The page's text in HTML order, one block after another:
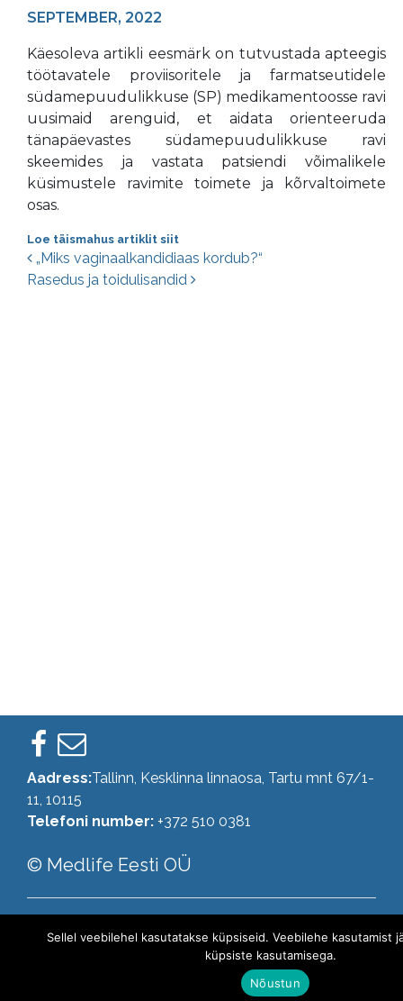
SEPTEMBER, 2022
Käesoleva artikli eesmärk on tutvustada apteegis
töötavatele proviisoritele ja farmatseutidele
südamepuudulikkuse (SP) medikamentoosse ravi
uusimaid arenguid, et aidata orienteeruda
tänapäevastes südamepuudulikkuse ravi
skeemides ja vastata patsiendi võimalikele
küsimustele ravimite toimete ja kõrvaltoimete
osas.
Loe täismahus artiklit siit
Postituste navigatsioon
„Miks vaginaalkandidiaas kordub?“
Rasedus ja toidulisandid
Aadress:Tallinn, Kesklinna linnaosa, Tartu mnt 67/1-
11, 10115
Telefoni number: +372 510 0381
© Medlife Eesti OÜ
Registrikood: 12695846
Sellel veebilehel kasutatakse küpsiseid. Veebilehe kasutamist
küpsiste kasutamisega.
Nõustun